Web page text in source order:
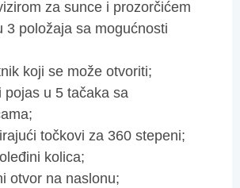
za sunce i prozorčićem
3 položaja sa mogućnosti
koji se može otvoriti;
pojas u 5 tačaka sa
točkovi za 360 stepeni;
kolica;
otvor na naslonu;